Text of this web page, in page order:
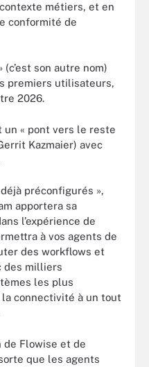
métiers, et en
conformité de
son autre nom)
premiers utilisateurs,
2026.
un « pont vers le reste
Kazmaier) avec
préconfigurés »,
apportera sa
l’expérience de
à vos agents de
des workflows et
des milliers
les plus
connectivité à un tout
de Flowise et de
que les agents